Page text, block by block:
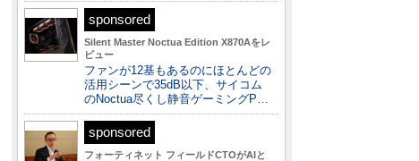
sponsored
Silent Master Noctua Edition X870Aをレ
ビュー
ファンが12基もあるのにほとんどの
活用シーンで35dB以下、サイコム
のNoctua尽くし静音ゲーミングP…
sponsored
フォーティネット フィールドCTOがAIと